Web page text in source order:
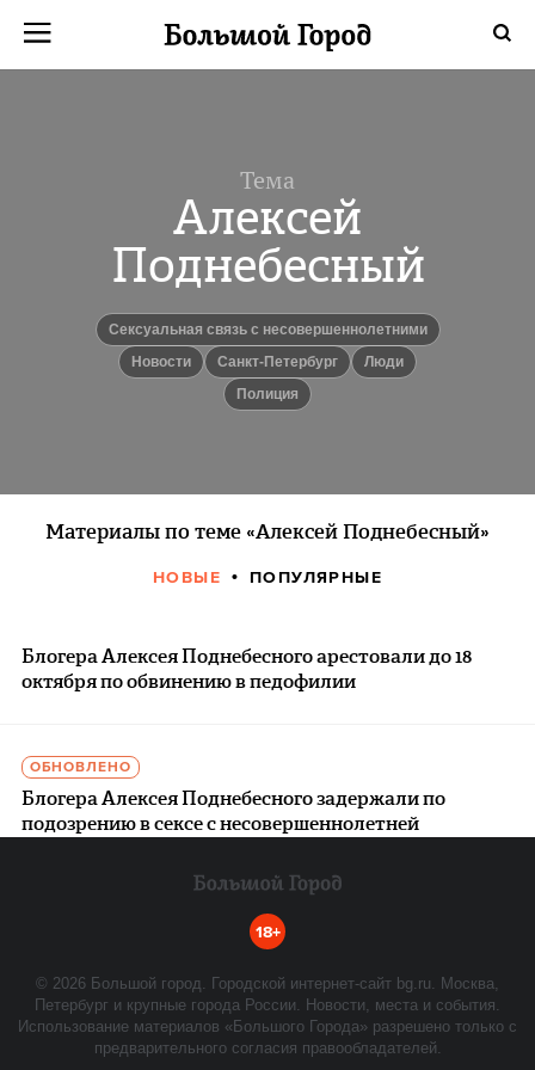
Тема
Алексей
Поднебесный
сексуальная связь с несовершеннолетними
новости
Санкт-Петербург
люди
Полиция
Материалы по теме «Алексей Поднебесный»
НОВЫЕ ПОПУЛЯРНЫЕ
Блогера Алексея Поднебесного арестовали до 18
октября по обвинению в педофилии
ОБНОВЛЕНО
Блогера Алексея Поднебесного задержали по
подозрению в сексе с несовершеннолетней
18+
© 2026 Большой город. Городской интернет-сайт bg.ru. Москва,
Петербург и крупные города России. Новости, места и события.
Использование материалов «Большого Города» разрешено только с
предварительного согласия правообладателей.